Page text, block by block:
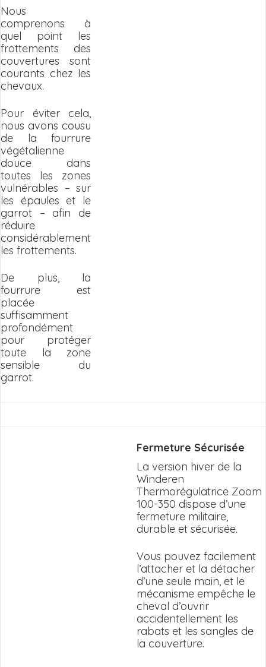
Nous
comprenons à
quel point les
frottements des
couvertures sont
courants chez les
chevaux.
Pour éviter cela,
nous avons cousu
de la fourrure
végétalienne
douce dans
toutes les zones
vulnérables – sur
les épaules et le
garrot – afin de
réduire
considérablement
les frottements.
De plus, la
fourrure est
placée
suffisamment
profondément
pour protéger
toute la zone
sensible du
garrot.
Fermeture Sécurisée
La version hiver de la
Winderen
Thermorégulatrice Zoom
100-350 dispose d’une
fermeture militaire,
durable et sécurisée.
Vous pouvez facilement
l’attacher et la détacher
d’une seule main, et le
mécanisme empêche le
cheval d’ouvrir
accidentellement les
rabats et les sangles de
la couverture.